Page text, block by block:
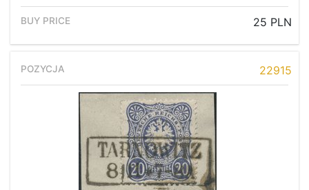
25 PLN
22915